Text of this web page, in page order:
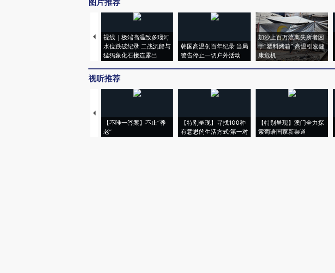
图片推荐
视线｜极端高温致多瑙河
水位跌破纪录 二战沉船与
猛犸象化石接连露出
韩国高温创百年纪录 当局
警告停止一切户外活动
加沙上百万流离失所者困
于“塑料烤箱” 高温引发健
康危机
视听推荐
【不唯一答案】不止“养
老”
【特别呈现】寻找100种
有意思的生活方式·第一对
【特别呈现】澳门全力探
索葡语国家新渠道